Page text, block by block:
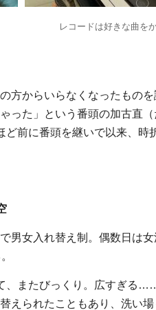
レコードは好きな曲を
方からいらなくなったもの
った」という番頭の加古直
前に番頭を継いで以来、時
男女入れ替え制。偶数日は女
、またびっくり。広すぎ
えられたこともあり、洗い